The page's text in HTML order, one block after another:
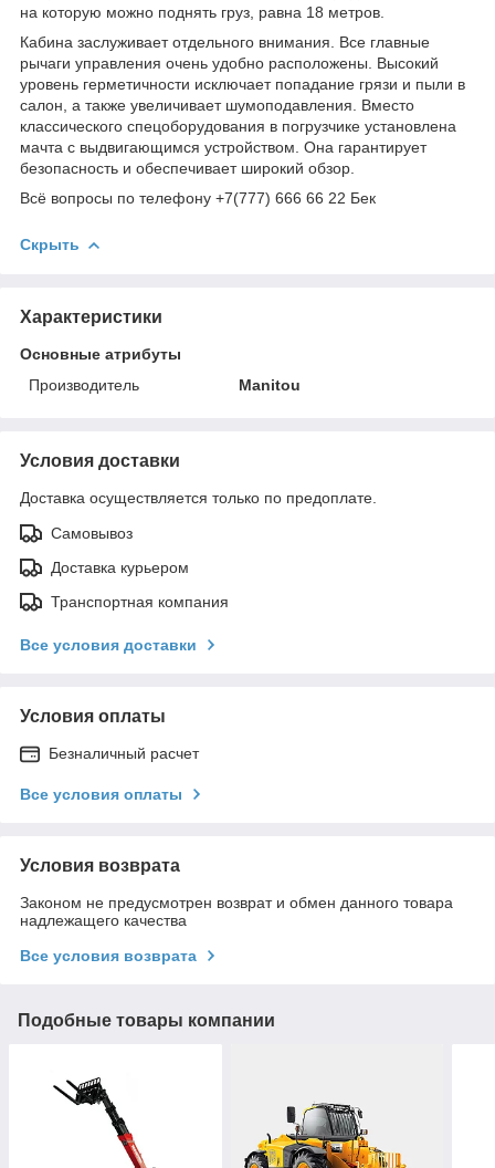
на которую можно поднять груз, равна 18 метров.
Кабина заслуживает отдельного внимания. Все главные
рычаги управления очень удобно расположены. Высокий
уровень герметичности исключает попадание грязи и пыли в
салон, а также увеличивает шумоподавления. Вместо
классического спецоборудования в погрузчике установлена
мачта с выдвигающимся устройством. Она гарантирует
безопасность и обеспечивает широкий обзор.
Всё вопросы по телефону +7(777) 666 66 22 Бек
Скрыть
Характеристики
Основные атрибуты
Производитель
Manitou
Условия доставки
Доставка осуществляется только по предоплате.
Самовывоз
Доставка курьером
Транспортная компания
Все условия доставки
Условия оплаты
Безналичный расчет
Все условия оплаты
Условия возврата
Законом не предусмотрен возврат и обмен данного товара
надлежащего качества
Все условия возврата
Подобные товары компании